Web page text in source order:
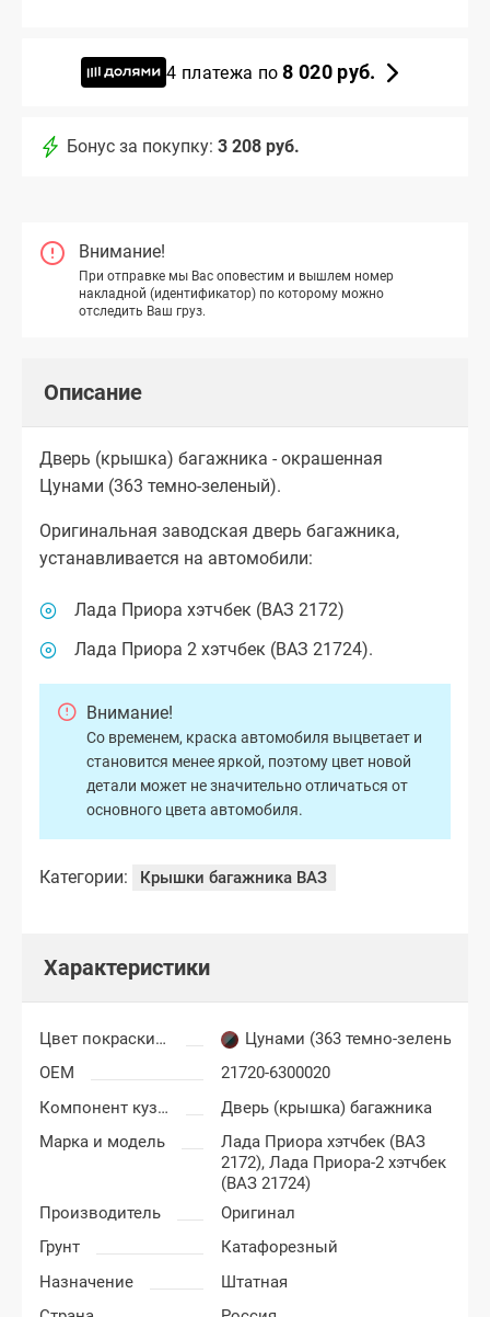
4 платежа по8 020 руб.
Бонус за покупку: 3 208 руб.
Внимание!
При отправке мы Вас оповестим и вышлем номер
накладной (идентификатор) по которому можно
отследить Ваш груз.
Описание
Дверь (крышка) багажника - окрашенная
Цунами (363 темно-зеленый).
Оригинальная заводская дверь багажника,
устанавливается на автомобили:
Лада Приора хэтчбек (ВАЗ 2172)
Лада Приора 2 хэтчбек (ВАЗ 21724).
Внимание!
Со временем, краска автомобиля выцветает и
становится менее яркой, поэтому цвет новой
детали может не значительно отличаться от
основного цвета автомобиля.
Категории: Крышки багажника ВАЗ
Характеристики
Цвет покраски Лада Приора
Цунами (363 темно-зеленый)
OEM
21720-6300020
Компонент кузова
Дверь (крышка) багажника
Марка и модель
Лада Приора хэтчбек (ВАЗ
2172),Лада Приора-2 хэтчбек
(ВАЗ 21724)
Производитель
Оригинал
Грунт
Катафорезный
Назначение
Штатная